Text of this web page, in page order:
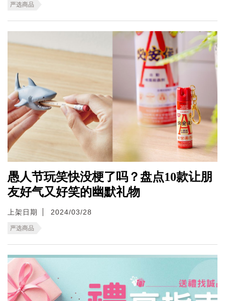
严选商品
愚人节玩笑快没梗了吗？盘点10款让朋
友好气又好笑的幽默礼物
上架日期 2024/03/28
严选商品